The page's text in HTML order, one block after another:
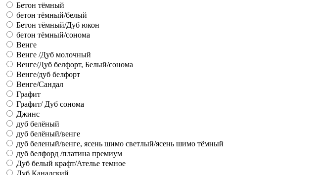
Бетон тёмный
бетон тёмный/белый
Бетон тёмный/Дуб юкон
бетон тёмный/сонома
Венге
Венге /Дуб молочный
Венге/Дуб белфорт, Белый/сонома
Венге/дуб белфорт
Венге/Сандал
Графит
Графит/ Дуб сонома
Джинс
дуб белёный
дуб белёный/венге
дуб беленый/венге, ясень шимо светлый/ясень шимо тёмный
дуб белфорд /платина премиум
Дуб белый крафт/Ателье темное
Дуб Канадский